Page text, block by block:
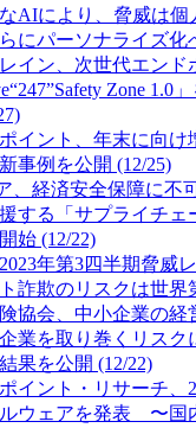
AIにより、脅威は個
にパーソナライズ化
イン、次世代エンド
Zone 1.0
イント、年末に向け
事例を公開 (12/25)
、経済安全保障に不
する「サプライチェ
始 (12/22)
年第3四半期脅威
詐欺のリスクは世界
協会、中小企業の経
業を取り巻くリスク
果を公開 (12/22)
イント・リサーチ、
ウェアを発表 〜国